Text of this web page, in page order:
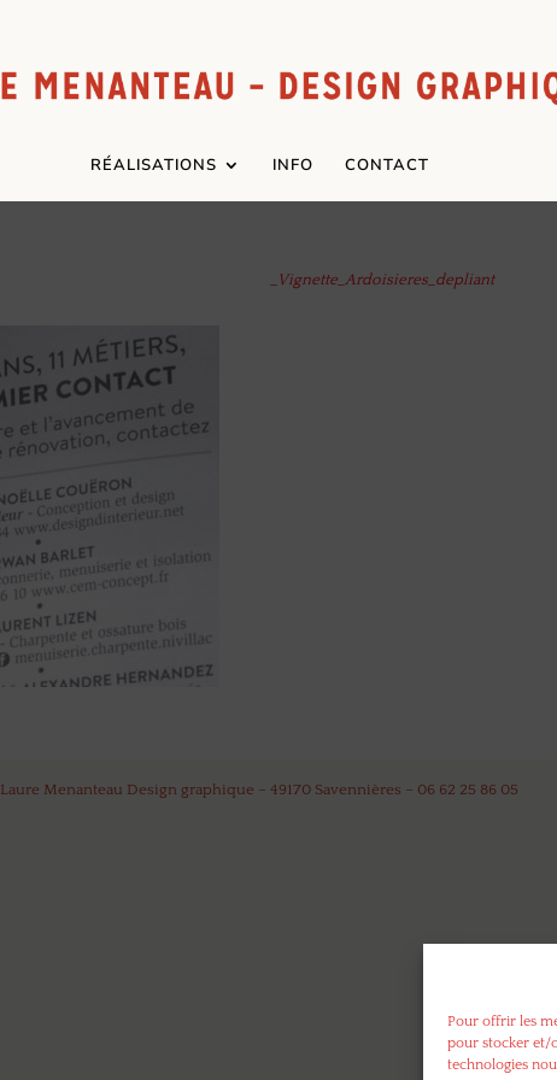
Pour offrir les
pour stocker et/
technologies
RÉALISATIONS INFO CONTACT
_Vignette_Ardoisieres_depliant
Laure Menanteau Design graphique – 49170 Savennières – 06 62 25 86 05